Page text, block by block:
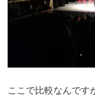
ここで比較なんです